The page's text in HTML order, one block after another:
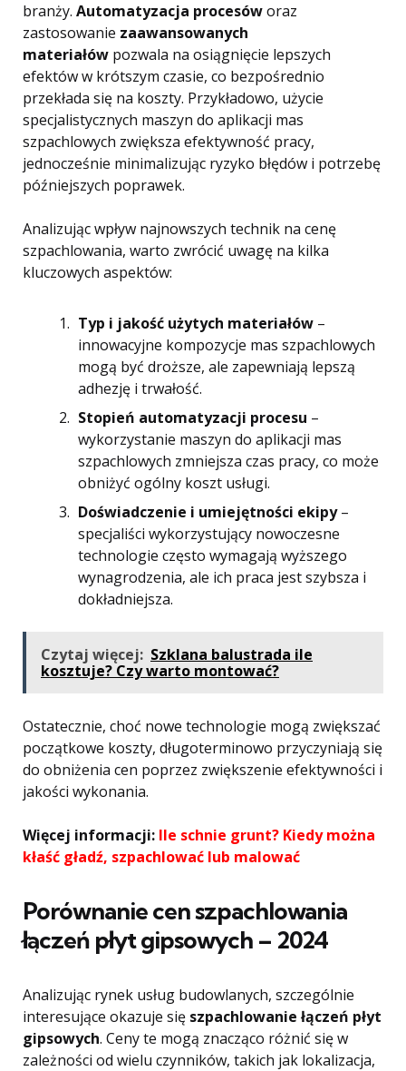
branży. Automatyzacja procesóworaz
zastosowanie zaawansowanych
materiałów pozwala na osiągnięcie lepszych
efektów w krótszym czasie, co bezpośrednio
przekłada się na koszty. Przykładowo, użycie
specjalistycznych maszyn do aplikacji mas
szpachlowych zwiększa efektywność pracy,
jednocześnie minimalizując ryzyko błędów i potrzebę
późniejszych poprawek.
Analizując wpływ najnowszych technik na cenę
szpachlowania, warto zwrócić uwagę na kilka
kluczowych aspektów:
Typ i jakość użytych materiałów –
innowacyjne kompozycje mas szpachlowych
mogą być droższe, ale zapewniają lepszą
adhezję i trwałość.
Stopień automatyzacji procesu –
wykorzystanie maszyn do aplikacji mas
szpachlowych zmniejsza czas pracy, co może
obniżyć ogólny koszt usługi.
Doświadczenie i umiejętności ekipy–
specjaliści wykorzystujący nowoczesne
technologie często wymagają wyższego
wynagrodzenia, ale ich praca jest szybsza i
dokładniejsza.
Czytaj więcej: Szklana balustrada ile
kosztuje? Czy warto montować?
Ostatecznie, choć nowe technologie mogą zwiększać
początkowe koszty, długoterminowo przyczyniają się
do obniżenia cen poprzez zwiększenie efektywności i
jakości wykonania.
Więcej informacji: Ile schnie grunt? Kiedy można
kłaść gładź, szpachlować lub malować
Porównanie cen szpachlowania
łączeń płyt gipsowych – 2024
Analizując rynek usług budowlanych, szczególnie
interesujące okazuje się szpachlowanie łączeń płyt
gipsowych. Ceny te mogą znacząco różnić się w
zależności od wielu czynników, takich jak lokalizacja,